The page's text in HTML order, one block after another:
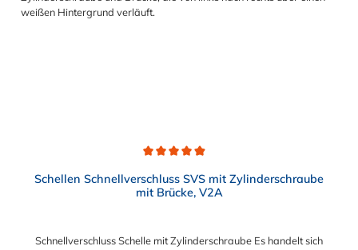
Rohrleitungssystemen der Lebensmittelindustrie, die einer
Schellen Schnellverschluss SVS mit Zylinderschraube
mit Brücke, V2A
Schnellverschluss Schelle mit Zylinderschraube Es handelt sich